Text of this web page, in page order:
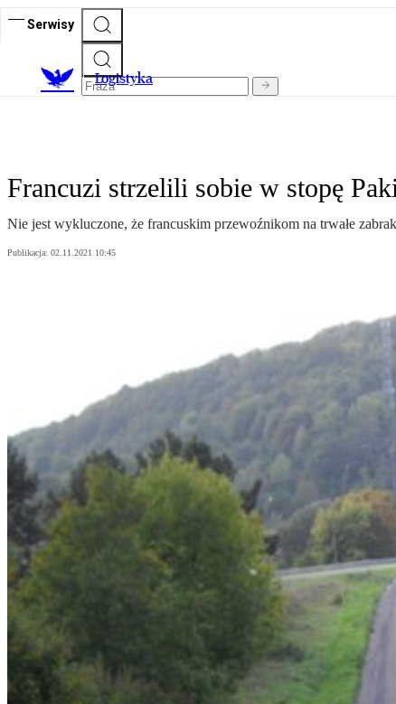
Serwisy
Logistyka
Francuzi strzelili sobie w stopę
Nie jest wykluczone, że francuskim przewoźnikom na trwałe
Publikacja: 02.11.2021 10:45